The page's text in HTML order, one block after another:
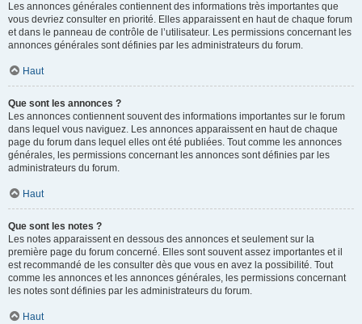
Les annonces générales contiennent des informations très importantes que
vous devriez consulter en priorité. Elles apparaissent en haut de chaque forum
et dans le panneau de contrôle de l’utilisateur. Les permissions concernant les
annonces générales sont définies par les administrateurs du forum.
Haut
Que sont les annonces ?
Les annonces contiennent souvent des informations importantes sur le forum
dans lequel vous naviguez. Les annonces apparaissent en haut de chaque
page du forum dans lequel elles ont été publiées. Tout comme les annonces
générales, les permissions concernant les annonces sont définies par les
administrateurs du forum.
Haut
Que sont les notes ?
Les notes apparaissent en dessous des annonces et seulement sur la
première page du forum concerné. Elles sont souvent assez importantes et il
est recommandé de les consulter dès que vous en avez la possibilité. Tout
comme les annonces et les annonces générales, les permissions concernant
les notes sont définies par les administrateurs du forum.
Haut